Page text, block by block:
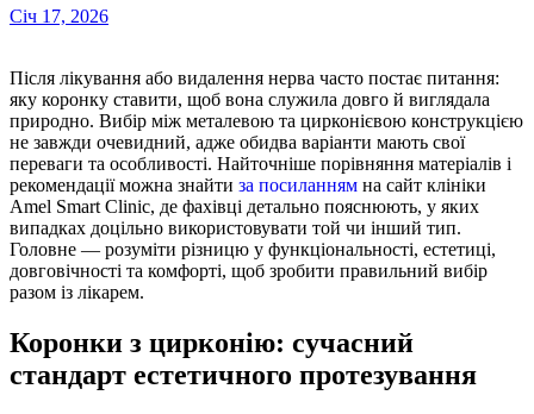
Січ 17, 2026
Після лікування або видалення нерва часто постає питання:
яку коронку ставити, щоб вона служила довго й виглядала
природно. Вибір між металевою та цирконієвою конструкцією
не завжди очевидний, адже обидва варіанти мають свої
переваги та особливості. Найточніше порівняння матеріалів і
рекомендації можна знайти за посиланням на сайт клініки
Amel Smart Clinic, де фахівці детально пояснюють, у яких
випадках доцільно використовувати той чи інший тип.
Головне — розуміти різницю у функціональності, естетиці,
довговічності та комфорті, щоб зробити правильний вибір
разом із лікарем.
Коронки з цирконію: сучасний
стандарт естетичного протезування